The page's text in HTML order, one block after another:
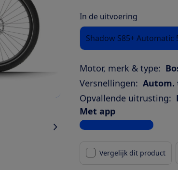
In de uitvoering
Shadow S85+ Automatic
Motor, merk & type:
Versnellingen: Autom.
Opvallende uitrusting:
Met app
Bekijk alle specificaties
Vergelijk dit product